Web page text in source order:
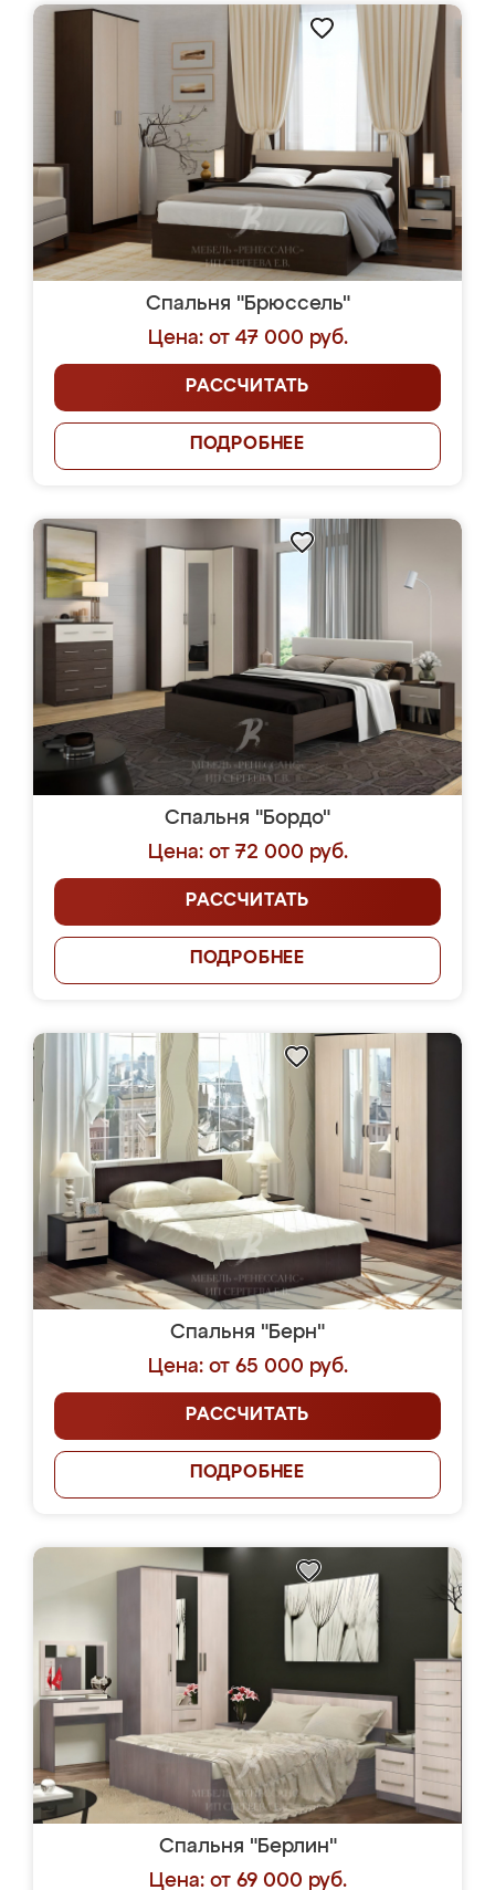
Спальня "Брюссель"
Цена: от 47 000 руб.
РАССЧИТАТЬ
ПОДРОБНЕЕ
Спальня "Бордо"
Цена: от 72 000 руб.
РАССЧИТАТЬ
ПОДРОБНЕЕ
Спальня "Берн"
Цена: от 65 000 руб.
РАССЧИТАТЬ
ПОДРОБНЕЕ
Спальня "Берлин"
Цена: от 69 000 руб.